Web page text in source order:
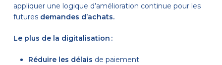
appliquer une logique d’amélioration continue pour les
futures demandes d’achats.
Le plus de la digitalisation :
Réduire les délais de paiement